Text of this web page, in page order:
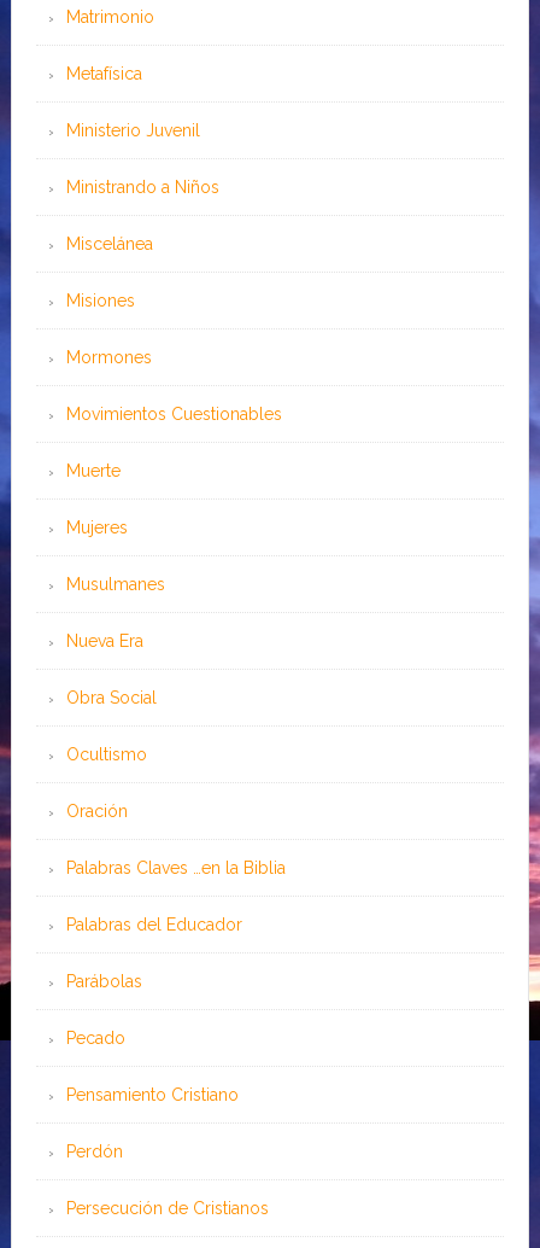
Matrimonio
Metafísica
Ministerio Juvenil
Ministrando a Niños
Miscelánea
Misiones
Mormones
Movimientos Cuestionables
Muerte
Mujeres
Musulmanes
Nueva Era
Obra Social
Ocultismo
Oración
Palabras Claves …en la Biblia
Palabras del Educador
Parábolas
Pecado
Pensamiento Cristiano
Perdón
Persecución de Cristianos